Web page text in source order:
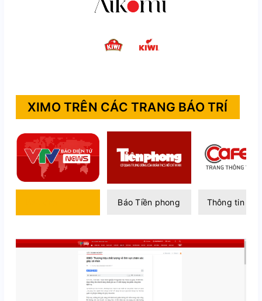
XIMO TRÊN CÁC TRANG BÁO TRÍ
Báo Tiền phong Thông tin